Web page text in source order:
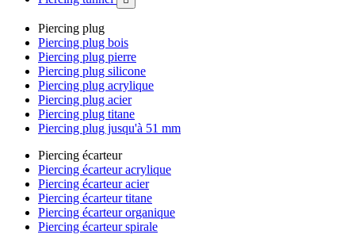
Piercing plug
Piercing plug bois
Piercing plug pierre
Piercing plug silicone
Piercing plug acrylique
Piercing plug acier
Piercing plug titane
Piercing plug jusqu'à 51 mm
Piercing écarteur
Piercing écarteur acrylique
Piercing écarteur acier
Piercing écarteur titane
Piercing écarteur organique
Piercing écarteur spirale